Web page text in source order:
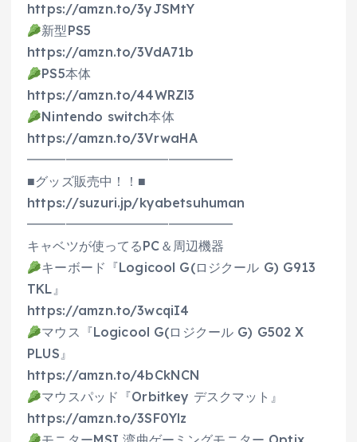
https://amzn.to/3yJSMtY
新型PS5
https://amzn.to/3VdA71b
PS5本体
https://amzn.to/44WRZl3
Nintendo switch本体
https://amzn.to/3VrwaHA
━━━━━━━━━━━━━━━━
■グッズ販売中！！■
https://suzuri.jp/kyabetsuhuman
━━━━━━━━━━━━━━━━
キャベツが使ってるPC＆周辺機器
キーボード『Logicool G(ロジクール G) G913
TKL』
https://amzn.to/3wcqiI4
マウス『Logicool G(ロジクール G) G502 X
PLUS』
https://amzn.to/4bCkNCN
マウスパッド『Orbitkey デスクマット』
https://amzn.to/3SF0Ylz